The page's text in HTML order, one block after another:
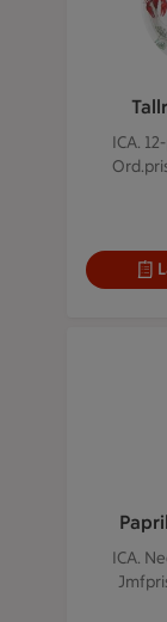
ICA.
ICA.